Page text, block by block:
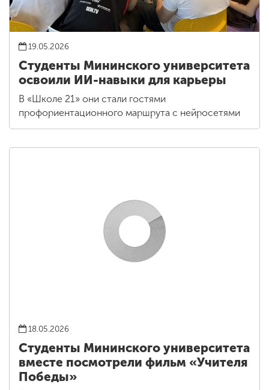
19.05.2026
Студенты Мининского университета
освоили ИИ-навыки для карьеры
В «Школе 21» они стали гостями
профориентационного маршрута с нейросетями
18.05.2026
Студенты Мининского университета
вместе посмотрели фильм «Учителя
Победы»